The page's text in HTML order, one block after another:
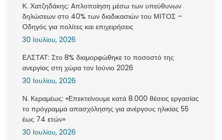
Κ. Χατζηδάκης: Aπλοποίηση μέσω των υπεύθυνων
δηλώσεων στο 40% των διαδικασιών του ΜΙΤΟΣ –
Οδηγός για πολίτες και επιχειρήσεις
30 Ιουλίου, 2026
ΕΛΣΤΑΤ: Στο 8% διαμορφώθηκε το ποσοστό της
ανεργίας στη χώρα τον Ιούνιο 2026
30 Ιουλίου, 2026
Ν. Κεραμέως: «Επεκτείνουμε κατά 8.000 θέσεις εργασίας
το πρόγραμμα απασχόλησης για ανέργους ηλικίας 55
έως 74 ετών»
30 Ιουλίου, 2026